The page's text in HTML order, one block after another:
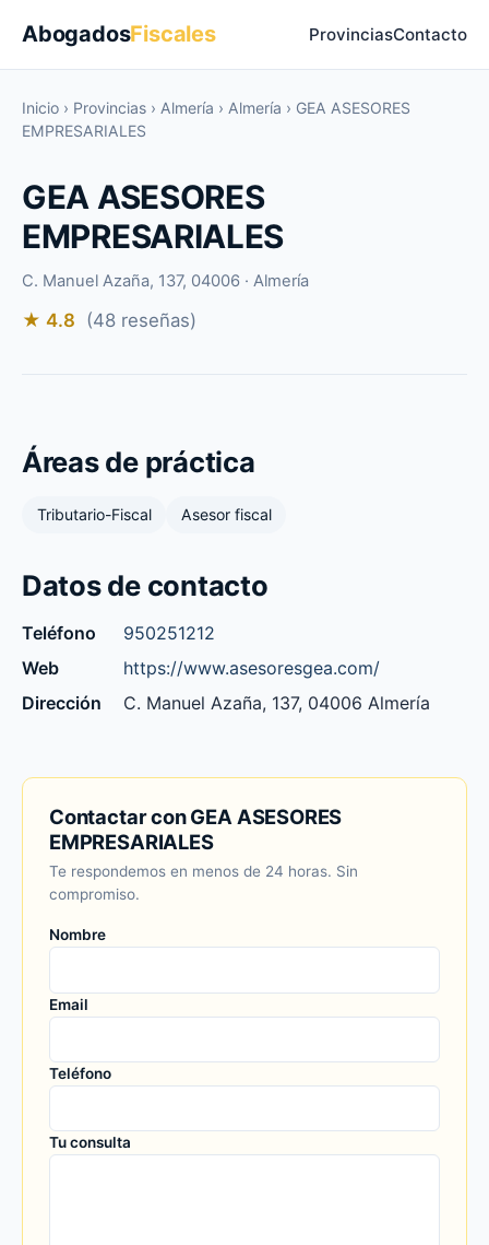
AbogadosFiscales ProvinciasContacto
Inicio › Provincias › Almería › Almería › GEA ASESORES
EMPRESARIALES
GEA ASESORES
EMPRESARIALES
C. Manuel Azaña, 137, 04006 · Almería
★ 4.8 (48 reseñas)
Áreas de práctica
Tributario-Fiscal Asesor fiscal
Datos de contacto
Teléfono
950251212
Web
https://www.asesoresgea.com/
Dirección
C. Manuel Azaña, 137, 04006 Almería
Contactar con GEA ASESORES
EMPRESARIALES
Te respondemos en menos de 24 horas. Sin
compromiso.
Nombre
Email
Teléfono
Tu consulta